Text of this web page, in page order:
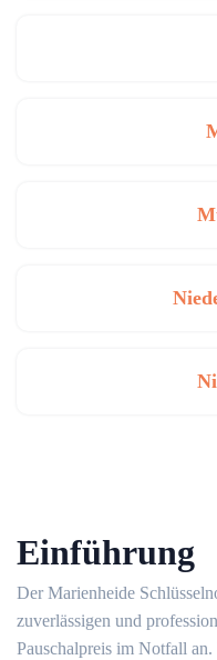
Einführung
Der Marienheide
zuverlässigen und
Pauschalpreis im Notfall an.